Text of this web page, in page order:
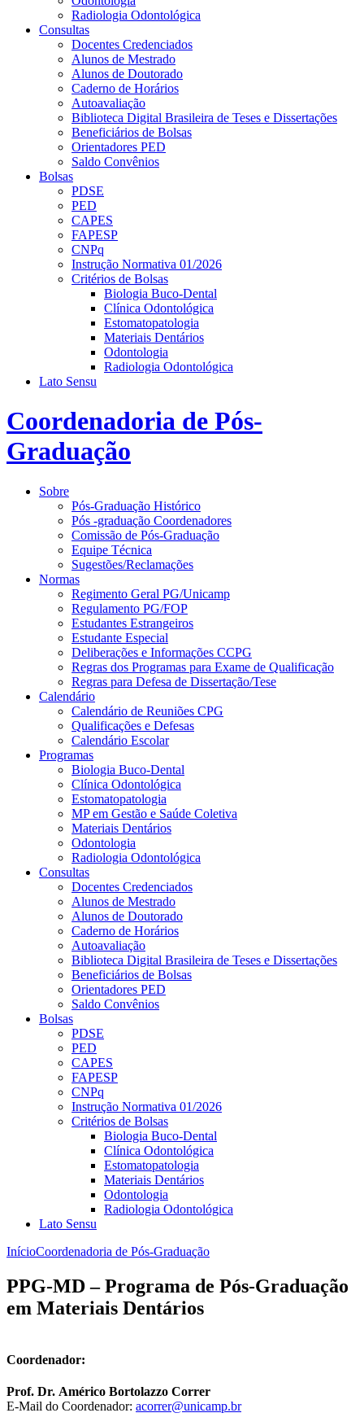
Radiologia Odontológica
Consultas
Docentes Credenciados
Alunos de Mestrado
Alunos de Doutorado
Caderno de Horários
Autoavaliação
Biblioteca Digital Brasileira de Teses e Dissertações
Beneficiários de Bolsas
Orientadores PED
Saldo Convênios
Bolsas
PDSE
PED
CAPES
FAPESP
CNPq
Instrução Normativa 01/2026
Critérios de Bolsas
Biologia Buco-Dental
Clínica Odontológica
Estomatopatologia
Materiais Dentários
Odontologia
Radiologia Odontológica
Lato Sensu
Coordenadoria de Pós-
Graduação
Sobre
Pós-Graduação Histórico
Pós -graduação Coordenadores
Comissão de Pós-Graduação
Equipe Técnica
Sugestões/Reclamações
Normas
Regimento Geral PG/Unicamp
Regulamento PG/FOP
Estudantes Estrangeiros
Estudante Especial
Deliberações e Informações CCPG
Regras dos Programas para Exame de Qualificação
Regras para Defesa de Dissertação/Tese
Calendário
Calendário de Reuniões CPG
Qualificações e Defesas
Calendário Escolar
Programas
Biologia Buco-Dental
Clínica Odontológica
Estomatopatologia
MP em Gestão e Saúde Coletiva
Materiais Dentários
Odontologia
Radiologia Odontológica
Consultas
Docentes Credenciados
Alunos de Mestrado
Alunos de Doutorado
Caderno de Horários
Autoavaliação
Biblioteca Digital Brasileira de Teses e Dissertações
Beneficiários de Bolsas
Orientadores PED
Saldo Convênios
Bolsas
PDSE
PED
CAPES
FAPESP
CNPq
Instrução Normativa 01/2026
Critérios de Bolsas
Biologia Buco-Dental
Clínica Odontológica
Estomatopatologia
Materiais Dentários
Odontologia
Radiologia Odontológica
Lato Sensu
InícioCoordenadoria de Pós-Graduação
PPG-MD – Programa de Pós-Graduação
em Materiais Dentários
Coordenador:
Prof. Dr. Américo Bortolazzo Correr
E-Mail do Coordenador: acorrer@unicamp.br